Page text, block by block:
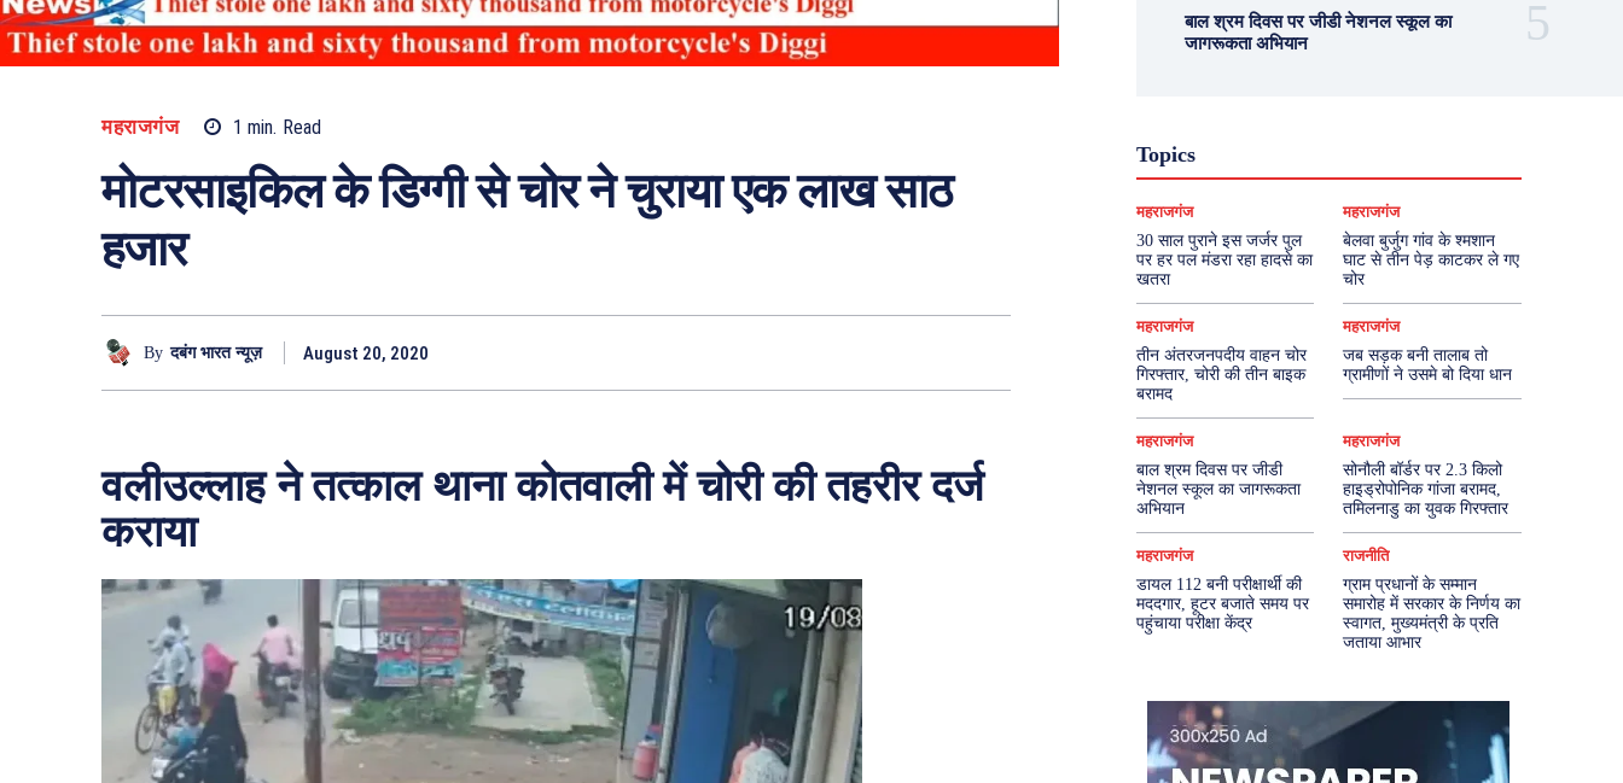
महराजगंज 1 min. Read
मोटरसाइकिल के डिग्गी से चोर ने चुराया एक लाख साठ
हजार
By दबंग भारत न्यूज़ August 20, 2020
वलीउल्लाह ने तत्काल थाना कोतवाली में चोरी की तहरीर दर्ज
कराया
बाल श्रम दिवस पर जीडी नेशनल स्कूल का
जागरूकता अभियान
Topics
महराजगंज
30 साल पुराने इस जर्जर पुल
पर हर पल मंडरा रहा हादसे का
खतरा
महराजगंज
बेलवा बुर्जुग गांव के श्मशान
घाट से तीन पेड़ काटकर ले गए
चोर
महराजगंज
तीन अंतरजनपदीय वाहन चोर
गिरफ्तार, चोरी की तीन बाइक
बरामद
महराजगंज
जब सड़क बनी तालाब तो
ग्रामीणों ने उसमे बो दिया धान
महराजगंज
बाल श्रम दिवस पर जीडी
नेशनल स्कूल का जागरूकता
अभियान
महराजगंज
सोनौली बॉर्डर पर 2.3 किलो
हाइड्रोपोनिक गांजा बरामद,
तमिलनाडु का युवक गिरफ्तार
महराजगंज
डायल 112 बनी परीक्षार्थी की
मददगार, हूटर बजाते समय पर
पहुंचाया परीक्षा केंद्र
राजनीति
ग्राम प्रधानों के सम्मान
समारोह में सरकार के निर्णय का
स्वागत, मुख्यमंत्री के प्रति
जताया आभार